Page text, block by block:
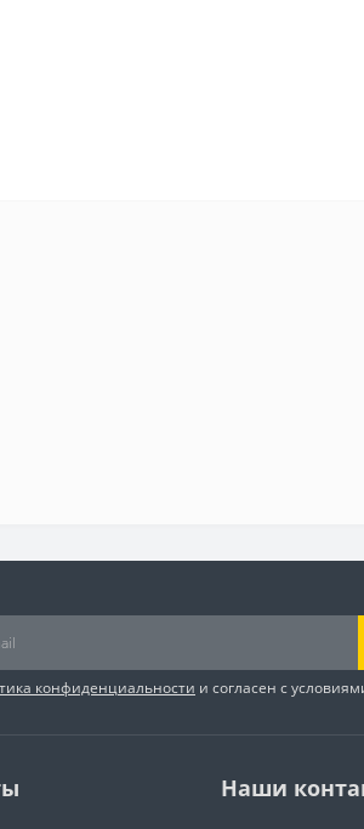
конфиденциальности и согласен с
Наши